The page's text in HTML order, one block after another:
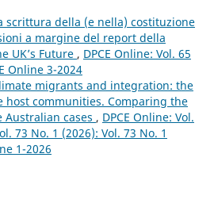
scrittura della (e nella) costituzione
a margine del report della
UK’s Future , DPCE Online: Vol. 65
Online 3-2024
migrants and integration: the
host communities. Comparing the
Australian cases , DPCE Online: Vol.
73 No. 1 (2026): Vol. 73 No. 1
1-2026